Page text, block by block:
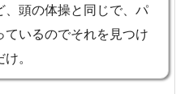
、頭の体操と同じで、パ
ているのでそれを見つけ
。